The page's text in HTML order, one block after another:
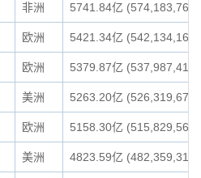
非洲 5741.84亿
欧洲 5421.34亿
欧洲 5379.87亿
美洲 5263.20亿
欧洲 5158.30亿
美洲 4823.59亿